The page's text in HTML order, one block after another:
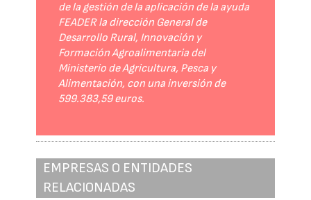
de la gestión de la aplicación de la ayuda
FEADER la dirección General de
Desarrollo Rural, Innovación y
Formación Agroalimentaria del
Ministerio de Agricultura, Pesca y
Alimentación, con una inversión de
599.383,59 euros.
EMPRESAS O ENTIDADES
RELACIONADAS